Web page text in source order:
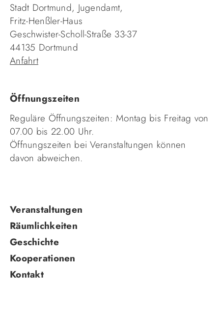
Stadt Dortmund, Jugendamt,
Fritz-Henßler-Haus
Geschwister-Scholl-Straße 33-37
44135 Dortmund
Anfahrt
Öffnungszeiten
Reguläre Öffnungszeiten: Montag bis Freitag von
07.00 bis 22.00 Uhr.
Öffnungszeiten bei Veranstaltungen können
davon abweichen.
Navigation
überspringen
Veranstaltungen
Räumlichkeiten
Geschichte
Kooperationen
Kontakt